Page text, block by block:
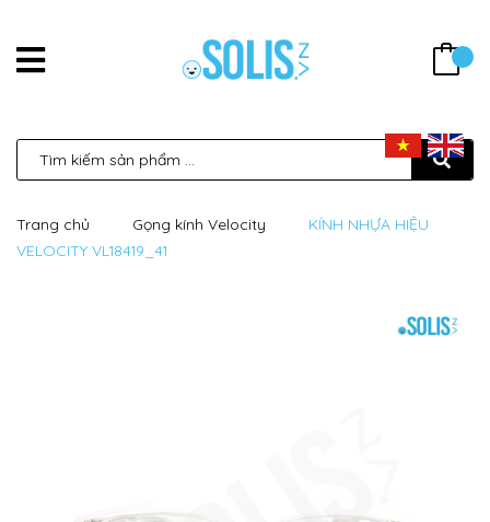
Trang chủ Gọng kính Velocity
KÍNH NHỰA HIỆU
VELOCITY VL18419_41